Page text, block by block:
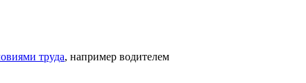
труда, например водителем